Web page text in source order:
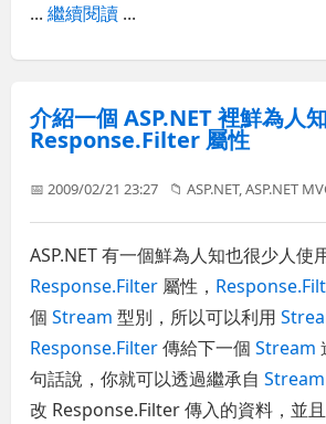
...繼續閱讀 ...
介紹一個 ASP.NET 裡鮮為人
Response.Filter 屬性
📅 2009/02/21 23:27 📁ASP.NET,ASP.NET
ASP.NET 有一個鮮為人知也很少人使
Response.Filter 屬性，
個Stream 型別，所以可以利用
Response.Filter傳給下一個Stream
句話說，你就可以透過繼承自Stream
改 Response.Filter 傳入的資料，並